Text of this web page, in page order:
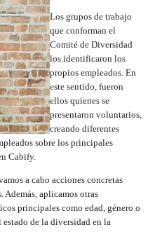
Los grupos de trabajo
que conforman el
Comité de Diversidad
los identificaron los
propios empleados. En
este sentido, fueron
ellos quienes se
presentaron voluntarios,
creando diferentes
sobre los principales
Cabify.
a cabo acciones concretas
Además, aplicamos otras
principales como edad, género o
de la diversidad en la